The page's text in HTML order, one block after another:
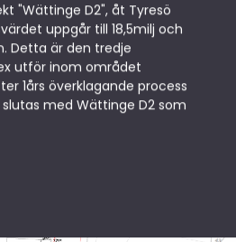
"Wättinge D2", åt Tyresö
uppgår till 18,5milj och
Detta är den tredje
utför inom området
1års överklagande process
med Wättinge D2 som